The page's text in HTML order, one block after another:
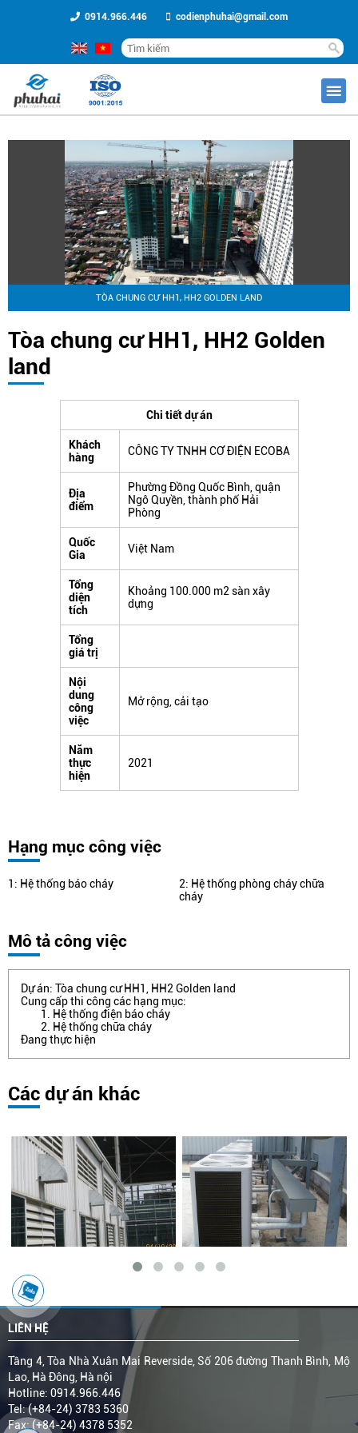
0914.966.446 codienphuhai@gmail.com
TÒA CHUNG CƯ HH1, HH2 GOLDEN LAND
Tòa chung cư HH1, HH2 Golden
land
Chi tiết dự án
Khách
hàng
CÔNG TY TNHH CƠ ĐIỆN ECOBA
Địa
điểm
Phường Đồng Quốc Bình, quận
Ngô Quyền, thành phố Hải
Phòng
Quốc
Gia
Việt Nam
Tổng
diện
tích
Khoảng 100.000 m2 sàn xây
dựng
Tổng
giá trị
Nội
dung
công
việc
Mở rộng, cải tạo
Năm
thực
hiện
2021
Hạng mục công việc
1: Hệ thống báo cháy
2: Hệ thống phòng cháy chữa
cháy
Mô tả công việc
Dự án: Tòa chung cư HH1, HH2 Golden land
Cung cấp thi công các hạng mục:
Hệ thống điện báo cháy
Hệ thống chữa cháy
Đang thực hiện
Các dự án khác
LIÊN HỆ
Tầng 4, Tòa Nhà Xuân Mai Reverside, Số 206 đường Thanh Bình, Mộ
Lao, Hà Đông, Hà nội
Hotline: 0914.966.446
Tel: (+84-24) 3783 5360
Fax: (+84-24) 4378 5352